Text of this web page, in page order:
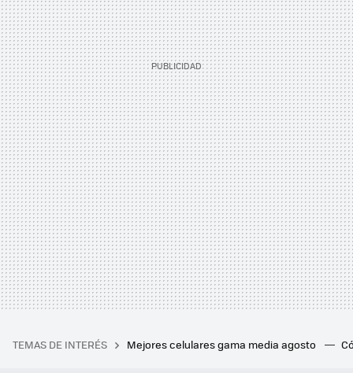
TEMAS DE INTERÉS Mejores celulares gama media agosto